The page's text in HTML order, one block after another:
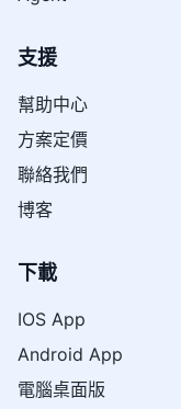
支援
幫助中心
方案定價
聯絡我們
博客
下載
IOS App
Android App
電腦桌面版